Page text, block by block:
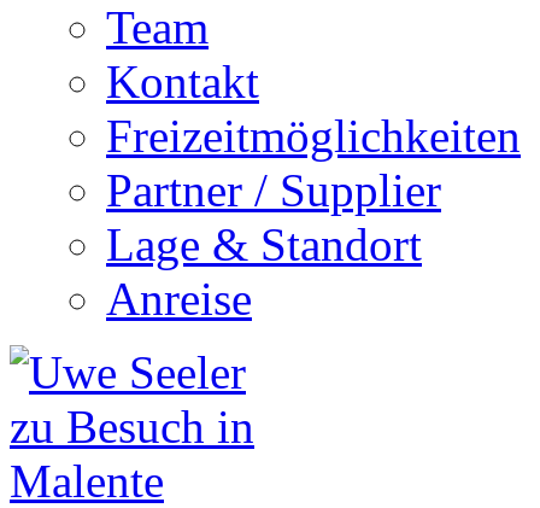
Team
Kontakt
Freizeitmöglichkeiten
Partner / Supplier
Lage & Standort
Anreise